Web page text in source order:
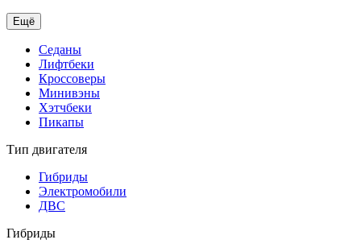
Ещё
Седаны
Лифтбеки
Кроссоверы
Минивэны
Хэтчбеки
Пикапы
Тип двигателя
Гибриды
Электромобили
ДВС
Гибриды